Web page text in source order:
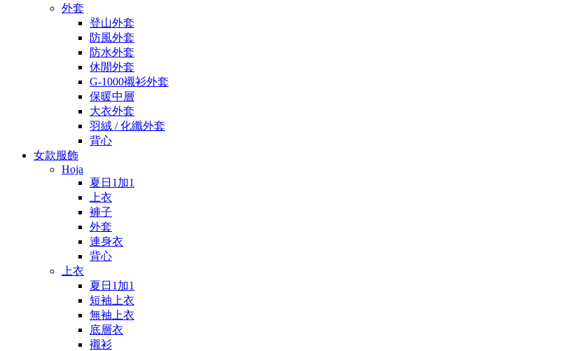
外套
登山外套
防風外套
防水外套
休閒外套
G-1000襯衫外套
保暖中層
大衣外套
羽絨 / 化纖外套
背心
女款服飾
Hoja
夏日1加1
上衣
褲子
外套
連身衣
背心
上衣
夏日1加1
短袖上衣
無袖上衣
底層衣
襯衫